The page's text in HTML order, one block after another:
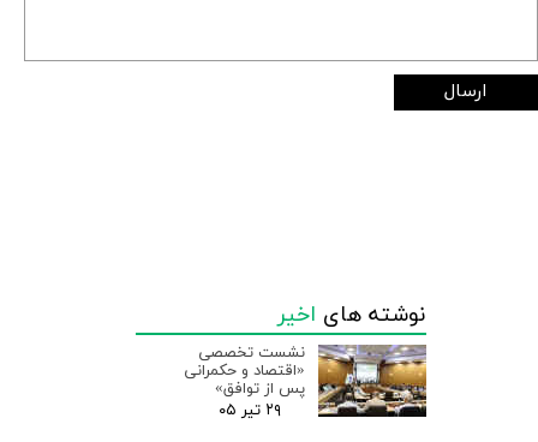
ارسال
نوشته های اخیر
نشست تخصصی
«اقتصاد و حکمرانی
پس از توافق»
۲۹ تیر ۰۵